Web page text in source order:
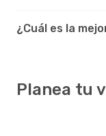
¿Cuál es la
Planea tu